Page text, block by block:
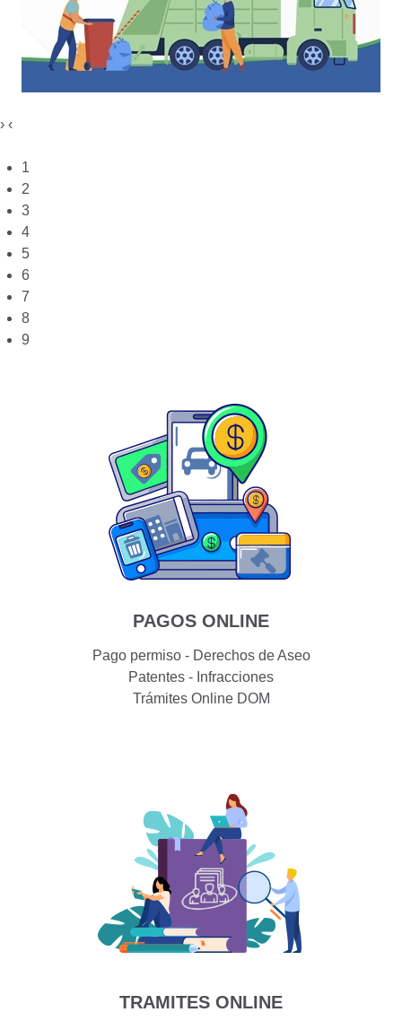
› ‹
1
2
3
4
5
6
7
8
9
PAGOS ONLINE
Pago permiso - Derechos de Aseo
Patentes - Infracciones
Trámites Online DOM
TRAMITES ONLINE